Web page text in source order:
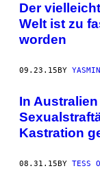
Der
Welt ist zu
worden
09.23.15 BY
In
Kastration
08.31.15BY TESS